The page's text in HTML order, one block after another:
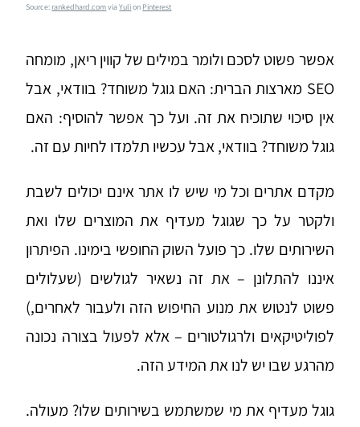
Source: rankedhard.comviaYulion Pinterest
אפשר פשוט לסכם ולומר במילים של קווין ריאן, מומחה
SEO מארצות הברית:
האם גוגל משוחד? בוודאי, אבל
אין סיכוי שתוכיח את זה. ועל כך אפשר להוסיף: האם
גוגל משוחד? בוודאי, אבל עכשיו תלמדו לחיות עם זה.
מקדם אתרים וכל מי שיש לו אתר אינם יכולים לשבת
ולקטר על כך שגוגל מעדיף את המוצרים שלו ואת
השירותים שלו. כך פועל השוק החופשי בימינו. הפיתרון
איננו להתלונן – את זה נשאיר לגולשים (שעלולים
פשוט לנטוש את מנוע החיפוש הזה ולעבור לאחרים,)
לפוליטיקאים ולרגולטורים – אלא לפעול בצורה נכונה
מהרגע שבו יש לנו את המידע הזה.
גוגל מעדיף את מי שמשתמש בשירותים שלו? מעולה.